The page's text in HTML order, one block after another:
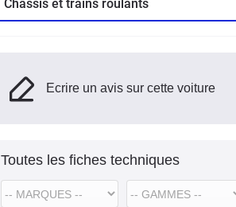
Châssis et trains roulants
Ecrire un avis sur cette voiture
Toutes les fiches techniques